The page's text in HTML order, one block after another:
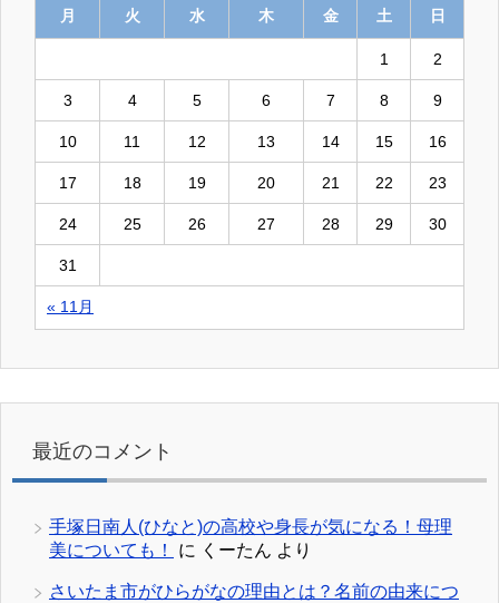
月
火 水 木 金 土 日
« 11月
1 2
3 4 5 6 7 8 9
10 11 12 13 14 15 16
17 18 19 20 21 22 23
24 25 26 27 28 29 30
31
最近のコメント
手塚日南人(ひなと)の高校や身長が気になる！母理
美についても！
に くーたん より
さいたま市がひらがなの理由とは？名前の由来につ